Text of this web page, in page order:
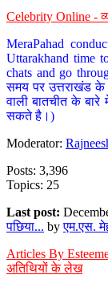
Celebrity Online -
MeraPahad
Uttarakhand time
chats and go
समय पर उत्तराखंड के
वाली बातचीत के बारे
सकते है।)
Moderator:
Posts: 3,396
Topics: 25
Last post:
पछिया... byएम.एस.
Articles By
अतिथियों के लेख